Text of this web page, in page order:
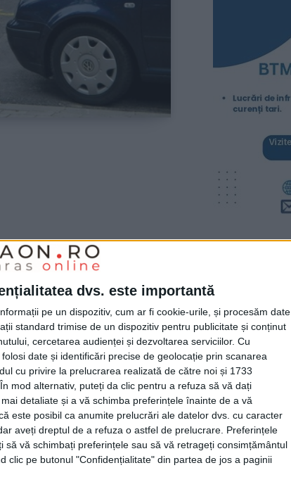
dvs. este importantă
pe un dispozitiv, cum ar fi cookie-urile, și procesăm date
standard trimise de un dispozitiv pentru publicitate și conținut
cercetarea audienței și dezvoltarea serviciilor. Cu
date și identificări precise de geolocație prin scanarea
cu privire la prelucrarea realizată de către noi și 1733
mod alternativ, puteți da clic pentru a refuza să vă dați
detaliate și a vă schimba preferințele înainte de a vă
este posibil ca anumite prelucrări ale datelor dvs. cu caracter
aveți dreptul de a refuza o astfel de prelucrare. Preferințele
să vă schimbați preferințele sau să vă retrageți consimțământul
clic pe butonul "Confidențialitate" din partea de jos a paginii
de peste 11 ani, iar